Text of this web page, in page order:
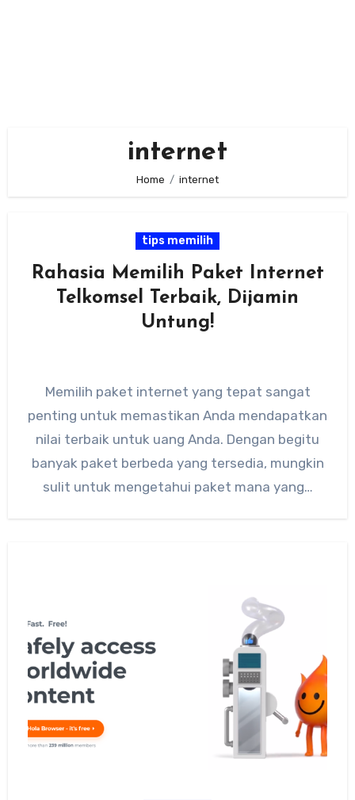
internet
Home internet
tips memilih
Rahasia Memilih Paket Internet
Telkomsel Terbaik, Dijamin
Untung!
Memilih paket internet yang tepat sangat
penting untuk memastikan Anda mendapatkan
nilai terbaik untuk uang Anda. Dengan begitu
banyak paket berbeda yang tersedia, mungkin
sulit untuk mengetahui paket mana yang…